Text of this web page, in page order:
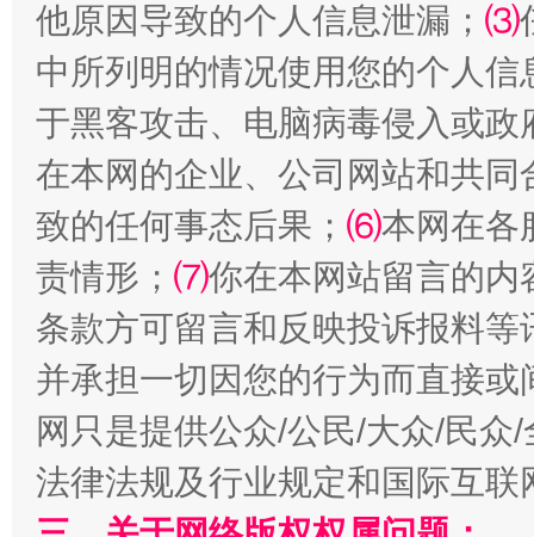
国家大学科技园优化重塑工作
他原因导致的个人信息泄漏； ⑶
中所列明的情况使用您的个人
于黑客攻击、电脑病毒侵入或
在本网的企业、公司网站和共
致的任何事态后果； ⑹本网在各
责情形； ⑺你在本网站留言的内
条款方可留言和反映投诉报料
并承担一切因您的行为而直接
网只是提供公众/公民/大众/民
法律法规及行业规定和国际互